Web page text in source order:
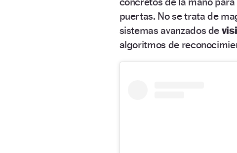
puertas. No se trata de
sistemas avanzados de
algoritmos de